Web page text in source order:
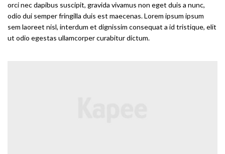
orci nec dapibus suscipit, gravida vivamus non eget duis a nunc,
odio dui semper fringilla duis est maecenas. Lorem ipsum ipsum
sem laoreet nisl, interdum et dignissim consequat a id tristique, elit
ut odio egestas ullamcorper curabitur dictum.